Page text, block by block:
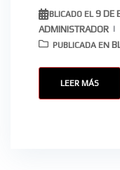
PUBLICADO EL9 DE
ADMINISTRADOR
PUBLICADA EN
LEER MÁS